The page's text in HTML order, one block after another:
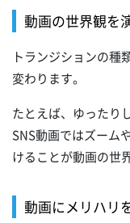
動画の世界観を
トランジションの種
変わります。
たとえば、ゆったり
SNS動画ではズーム
けることが動画の世
動画にメリハリ